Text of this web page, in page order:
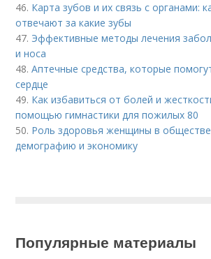
46. Карта зубов и их связь с органами:
отвечают за какие зубы
47. Эффективные методы лечения
и носа
48.Аптечные средства, которые
сердце
49. Как избавиться от болей и
помощью гимнастики для пожилых 80
50. Роль здоровья женщины в
демографию и экономику
Популярные материалы